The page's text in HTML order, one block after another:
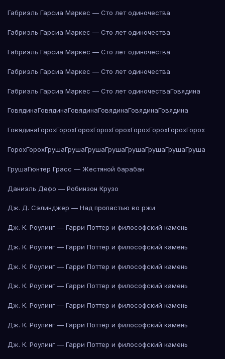
Габриэль Гарсиа Маркес — Сто лет одиночества
Габриэль Гарсиа Маркес — Сто лет одиночества
Габриэль Гарсиа Маркес — Сто лет одиночества
Габриэль Гарсиа Маркес — Сто лет одиночества
Габриэль Гарсиа Маркес — Сто лет одиночестваГовядина
ГовядинаГовядинаГовядинаГовядинаГовядинаГовядина
ГовядинаГорохГорохГорохГорохГорохГорохГорохГорохГорох
ГорохГорохГрушаГрушаГрушаГрушаГрушаГрушаГрушаГруша
ГрушаГюнтер Грасс — Жестяной барабан
Даниэль Дефо — Робинзон Крузо
Дж. Д. Сэлинджер — Над пропастью во ржи
Дж. К. Роулинг — Гарри Поттер и философский камень
Дж. К. Роулинг — Гарри Поттер и философский камень
Дж. К. Роулинг — Гарри Поттер и философский камень
Дж. К. Роулинг — Гарри Поттер и философский камень
Дж. К. Роулинг — Гарри Поттер и философский камень
Дж. К. Роулинг — Гарри Поттер и философский камень
Дж. К. Роулинг — Гарри Поттер и философский камень